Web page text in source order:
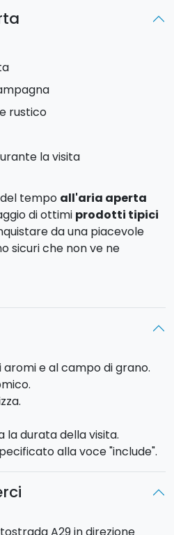
rustico
la visita
tempo all'aria aperta
di ottimi prodotti tipici
da una piacevole
sicuri che non ve ne
piacevole
passeggiate
ungioco sensorialealla
aromatiche del
il piccolo
dicembre a giugno) per
farine, cereali.
più divertente, all'interno
e realizzazione della
e del forno a
aromi e al campo di grano.
la durata della visita.
alla voce "include".
A29 in direzione